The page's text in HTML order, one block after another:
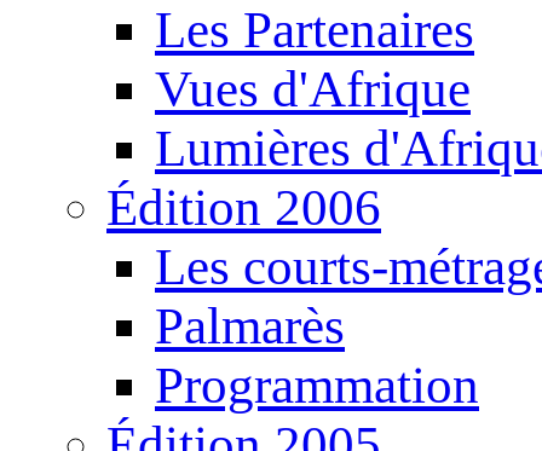
Les Partenaires
Vues d'Afrique
Lumières
Édition 2006
Les courts-
Palmarès
Programmation